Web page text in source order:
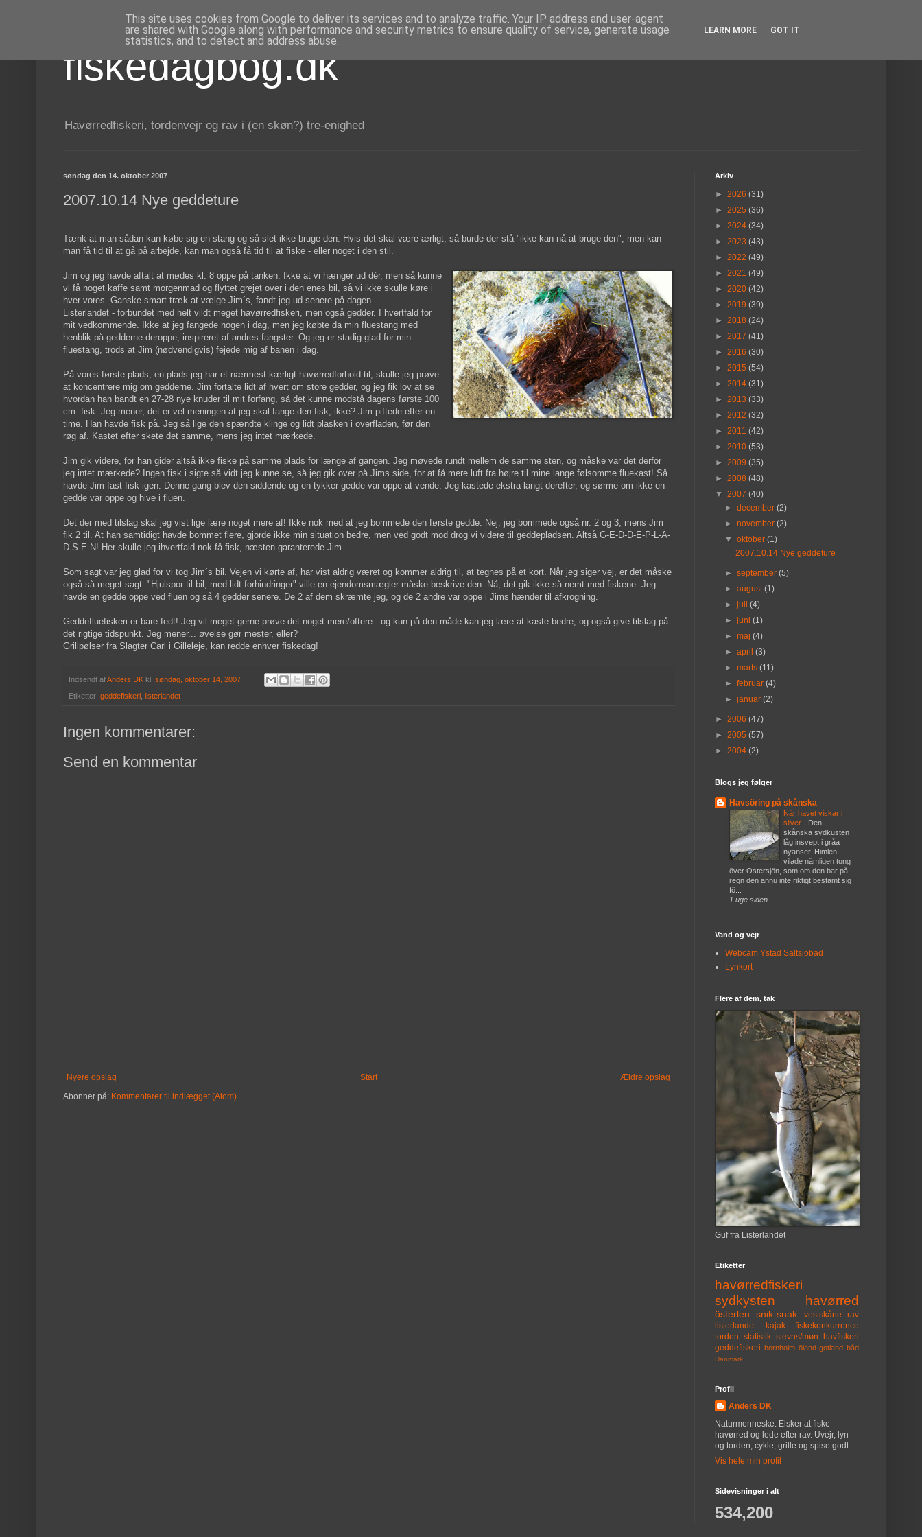
fiskedagbog.dk
Havørredfiskeri, tordenvejr og rav i (en skøn?) tre-enighed
søndag den 14. oktober 2007
2007.10.14 Nye geddeture
Tænk at man sådan kan købe sig en stang og så slet ikke bruge den. Hvis det skal være ærligt, så burde der stå "ikke kan nå at bruge den", men kan
man få tid til at gå på arbejde, kan man også få tid til at fiske - eller noget i den stil.
Jim og jeg havde aftalt at mødes kl. 8 oppe på tanken. Ikke at vi hænger ud dér, men så kunne
vi få noget kaffe samt morgenmad og flyttet grejet over i den enes bil, så vi ikke skulle køre i
hver vores. Ganske smart træk at vælge Jim´s, fandt jeg ud senere på dagen.
Listerlandet - forbundet med helt vildt meget havørredfiskeri, men også gedder. I hvertfald for
mit vedkommende. Ikke at jeg fangede nogen i dag, men jeg købte da min fluestang med
henblik på gedderne deroppe, inspireret af andres fangster. Og jeg er stadig glad for min
fluestang, trods at Jim (nødvendigvis) fejede mig af banen i dag.
På vores første plads, en plads jeg har et nærmest kærligt havørredforhold til, skulle jeg prøve
at koncentrere mig om gedderne. Jim fortalte lidt af hvert om store gedder, og jeg fik lov at se
hvordan han bandt en 27-28 nye knuder til mit forfang, så det kunne modstå dagens første 100
cm. fisk. Jeg mener, det er vel meningen at jeg skal fange den fisk, ikke? Jim piftede efter en
time. Han havde fisk på. Jeg så lige den spændte klinge og lidt plasken i overfladen, før den
røg af. Kastet efter skete det samme, mens jeg intet mærkede.
Jim gik videre, for han gider altså ikke fiske på samme plads for længe af gangen. Jeg møvede rundt mellem de samme sten, og måske var det derfor
jeg intet mærkede? Ingen fisk i sigte så vidt jeg kunne se, så jeg gik over på Jims side, for at få mere luft fra højre til mine lange følsomme fluekast! Så
havde Jim fast fisk igen. Denne gang blev den siddende og en tykker gedde var oppe at vende. Jeg kastede ekstra langt derefter, og sørme om ikke en
gedde var oppe og hive i fluen.
Det der med tilslag skal jeg vist lige lære noget mere af! Ikke nok med at jeg bommede den første gedde. Nej, jeg bommede også nr. 2 og 3, mens Jim
fik 2 til. At han samtidigt havde bommet flere, gjorde ikke min situation bedre, men ved godt mod drog vi videre til geddepladsen. Altså G-E-D-D-E-P-L-A-
D-S-E-N! Her skulle jeg ihvertfald nok få fisk, næsten garanterede Jim.
Som sagt var jeg glad for vi tog Jim´s bil. Vejen vi kørte af, har vist aldrig været og kommer aldrig til, at tegnes på et kort. Når jeg siger vej, er det måske
også så meget sagt. "Hjulspor til bil, med lidt forhindringer" ville en ejendomsmægler måske beskrive den. Nå, det gik ikke så nemt med fiskene. Jeg
havde en gedde oppe ved fluen og så 4 gedder senere. De 2 af dem skræmte jeg, og de 2 andre var oppe i Jims hænder til afkrogning.
Geddefluefiskeri er bare fedt! Jeg vil meget gerne prøve det noget mere/oftere - og kun på den måde kan jeg lære at kaste bedre, og også give tilslag på
det rigtige tidspunkt. Jeg mener... øvelse gør mester, eller?
Grillpølser fra Slagter Carl i Gilleleje, kan redde enhver fiskedag!
Indsendt afAnders DK kl. søndag, oktober 14, 2007
Etiketter: geddefiskeri, listerlandet
Ingen kommentarer:
Send en kommentar
Nyere opslag Ældre opslag
Start
Abonner på: Kommentarer til indlægget (Atom)
Arkiv
► 2026 (31)
► 2025 (36)
► 2024 (34)
► 2023 (43)
► 2022 (49)
► 2021 (49)
► 2020 (42)
► 2019 (39)
► 2018 (24)
► 2017 (41)
► 2016 (30)
► 2015 (54)
► 2014 (31)
► 2013 (33)
► 2012 (32)
► 2011 (42)
► 2010 (53)
► 2009 (35)
► 2008 (48)
▼ 2007 (40)
►december(2)
►november(2)
▼oktober(1)
2007.10.14 Nye geddeture
►september(5)
►august(1)
►juli(4)
►juni(1)
►maj(4)
►april(3)
►marts(11)
►februar(4)
►januar(2)
► 2006 (47)
► 2005 (57)
► 2004 (2)
Blogs jeg følger
Havsöring på skånska
När havet viskar i
silver - Den
skånska sydkusten
låg insvept i gråa
nyanser. Himlen
vilade nämligen tung
över Östersjön, som om den bar på
regn den ännu inte riktigt bestämt sig
fö...
1 uge siden
Vand og vejr
Webcam Ystad Saltsjöbad
Lynkort
Flere af dem, tak
Guf fra Listerlandet
Etiketter
havørredfiskeri
sydkysten
havørred
österlen snik-snak vestskåne
rav
listerlandet
kajak
fiskekonkurrence
torden statistik stevns/møn
havfiskeri
geddefiskeri bornholm öland gotland båd
Danmark
Profil
Anders DK
Naturmenneske. Elsker at fiske
havørred og lede efter rav. Uvejr, lyn
og torden, cykle, grille og spise godt
Vis hele min profil
Sidevisninger i alt
534,200
This site uses cookies from Google to deliver its services and to analyze traffic. Your IP address and user-agent
are shared with Google along with performance and security metrics to ensure quality of service, generate usage
statistics, and to detect and address abuse.
LEARN MORE GOT IT